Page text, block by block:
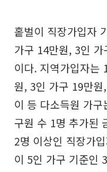
홑벌이 직장가입자
가구 14만원, 3인
이다. 지역가입자는
원, 3인 가구 19만
이 등 다소득원 가
구원 수 1명 추가된
2명 이상인 직장가
이 5인 가구 기준인